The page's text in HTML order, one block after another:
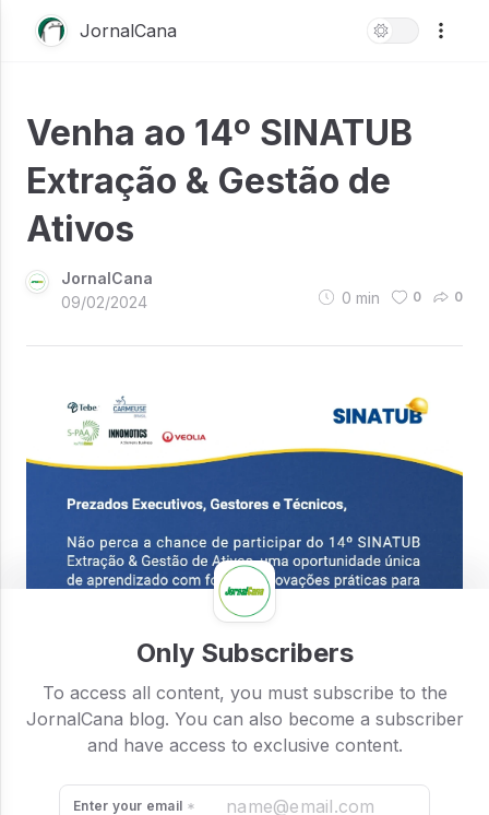
JornalCana
Venha ao 14º SINATUB
Extração & Gestão de
Ativos
JornalCana
09/02/2024
0 min 0 0
Only Subscribers
To access all content, you must subscribe to the
JornalCana blog. You can also become a subscriber
and have access to exclusive content.
Enter your email